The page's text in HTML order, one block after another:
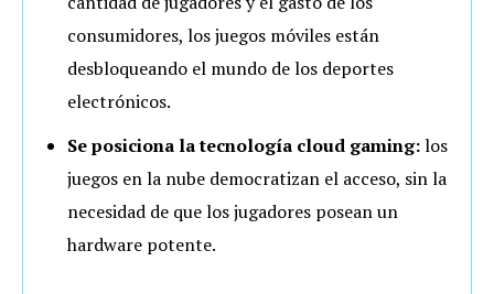
consumidores, los juegos móviles están
desbloqueando el mundo de los deportes
electrónicos.
Se posiciona la tecnología cloud gaming:los
juegos en la nube democratizan el acceso, sin la
necesidad de que los jugadores posean un
hardware potente.